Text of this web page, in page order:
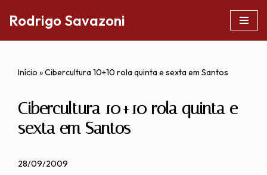
Rodrigo Savazoni
Início »Cibercultura 10+10 rola quinta e sexta em Santos
Cibercultura 10+10 rola quinta e
sexta em Santos
28/09/2009